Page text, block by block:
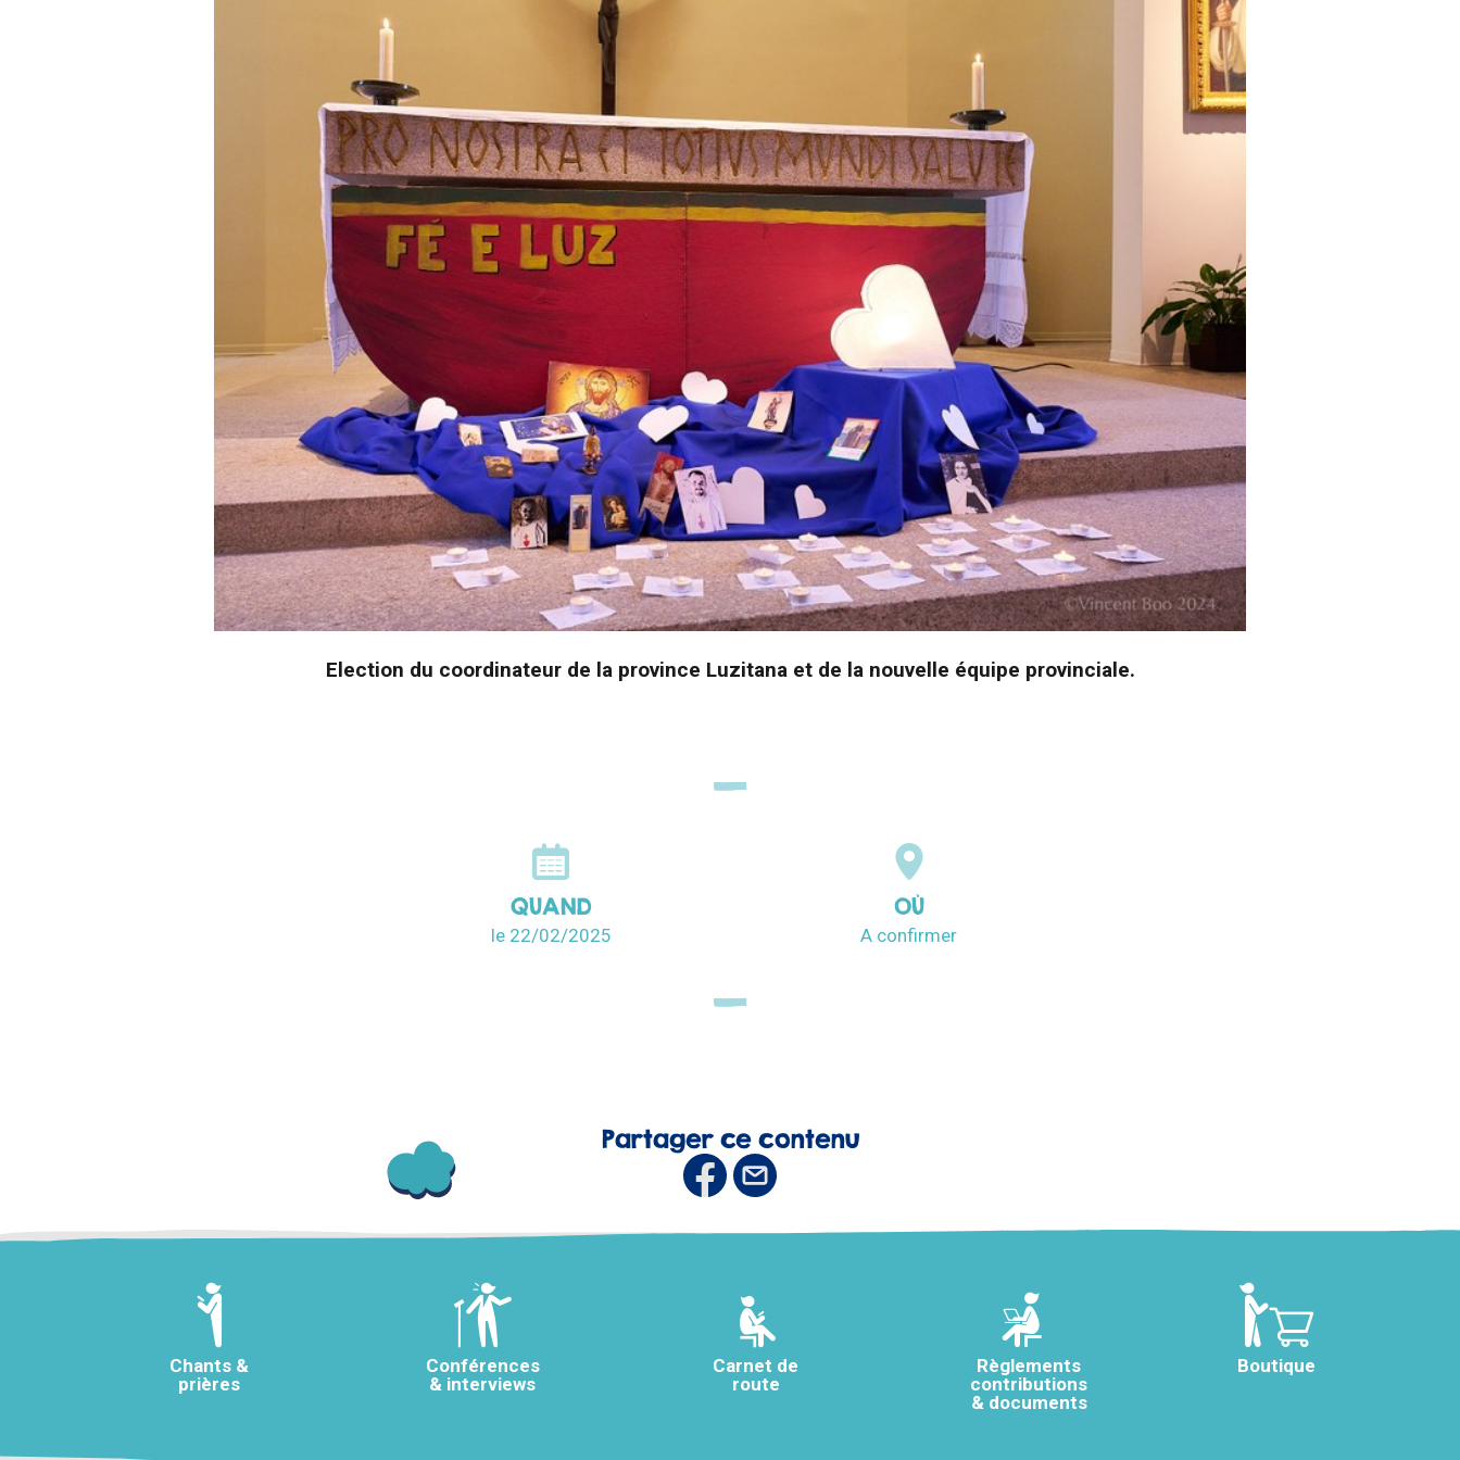
Election du coordinateur de la province Luzitana et de la nouvelle équipe provinciale.
QUAND
le 22/02/2025
OÙ
A confirmer
Partager ce contenu
Chants &
prières
Conférences
& interviews
Carnet de
route
Règlements
contributions
& documents
Boutique